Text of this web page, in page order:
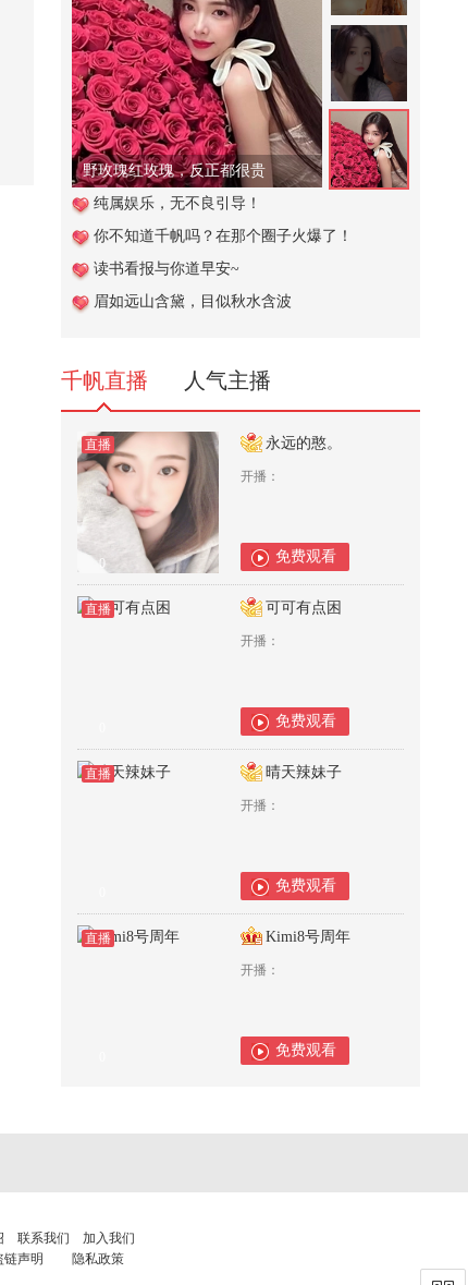
泡菜国电影，不是说好的只跳舞
吗？
2,834
唱着情歌静静的等待，何日君再来
480
出来玩呀，一条街实现美食自由，
服，...
26,967
#2026春季搜狐视频播主大会 上，
@杨九郎 给搜狐时尚说了一段相声
野玫瑰红玫瑰，反正都很贵
纯属娱乐，无不良引导！
你不知道千帆吗？在那个圈子火爆了！
读书看报与你道早安~
眉如远山含黛，目似秋水含波
千帆直播 人气主播
直播
0
永远的憨。
开播：
免费观看
直播 可可有点困
开播：
免费观看
直播 晴天辣妹子
开播：
免费观看
直播 Kimi8号周年
开播：
免费观看
联系我们
加入我们
链声明
隐私政策